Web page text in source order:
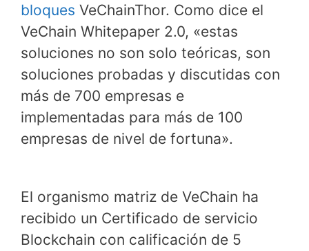
bloques VeChainThor. Como dice el
VeChain Whitepaper 2.0, «estas
soluciones no son solo teóricas, son
soluciones probadas y discutidas con
más de 700 empresas e
implementadas para más de 100
empresas de nivel de fortuna».
El organismo matriz de VeChain ha
recibido un Certificado de servicio
Blockchain con calificación de 5